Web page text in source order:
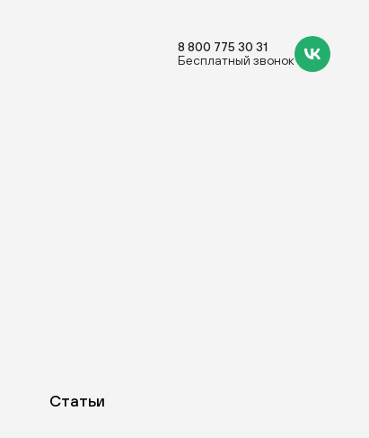
8 800 775 30 31
Бесплатный звонок
Статьи